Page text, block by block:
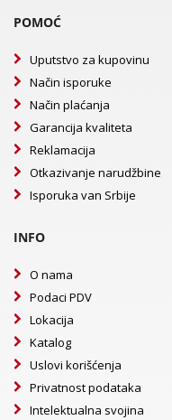
POMOĆ
Uputstvo za kupovinu
Način isporuke
Način plaćanja
Garancija kvaliteta
Reklamacija
Otkazivanje narudžbine
Isporuka van Srbije
INFO
O nama
Podaci PDV
Lokacija
Katalog
Uslovi korišćenja
Privatnost podataka
Intelektualna svojina